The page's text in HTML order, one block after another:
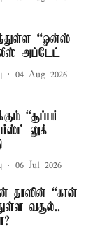
“ஒன்ஸ்
அப்டேட்
04 Aug 2026
“சூப்பர்
லுக்
06 Jul 2026
தாஸின் “கான்
வசூல்..